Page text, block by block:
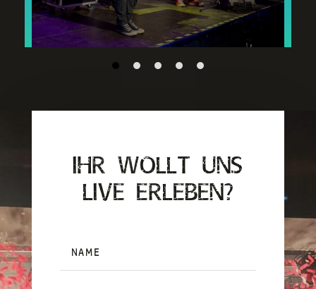
IHR WOLLT UNS
LIVE ERLEBEN?